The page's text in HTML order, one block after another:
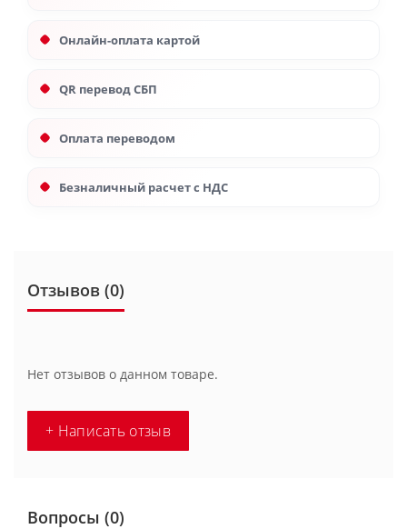
Онлайн-оплата картой
QR перевод СБП
Оплата переводом
Безналичный расчет с НДС
Отзывов (0)
Нет отзывов о данном товаре.
+ Написать отзыв
Вопросы (0)